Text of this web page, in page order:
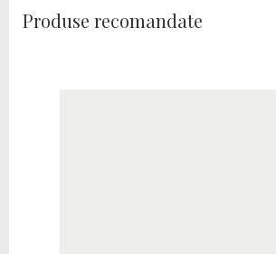
Produse recomandate